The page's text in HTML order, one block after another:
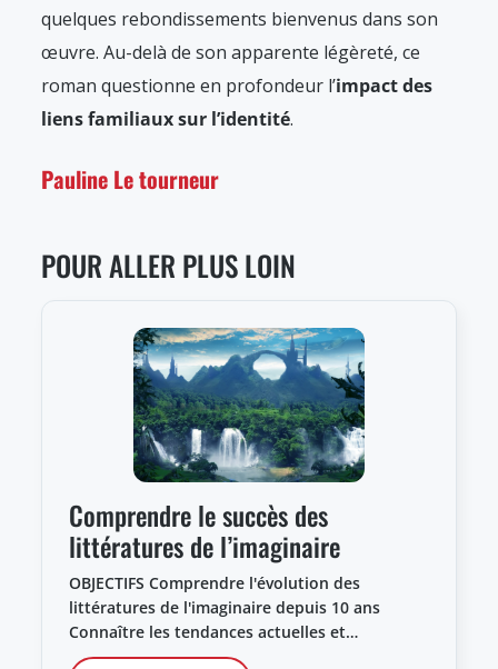
quelques rebondissements bienvenus dans son
œuvre. Au-delà de son apparente légèreté, ce
roman questionne en profondeur l’impact des
liens familiaux sur l’identité.
Pauline Le tourneur
POUR ALLER PLUS LOIN
Comprendre le succès des
littératures de l’imaginaire
OBJECTIFS Comprendre l'évolution des
littératures de l'imaginaire depuis 10 ans
Connaître les tendances actuelles et…